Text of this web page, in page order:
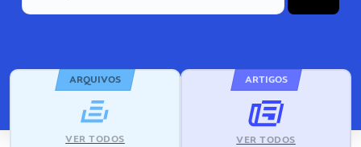
ARQUIVOS
VER TODOS
ARTIGOS
VER TODOS